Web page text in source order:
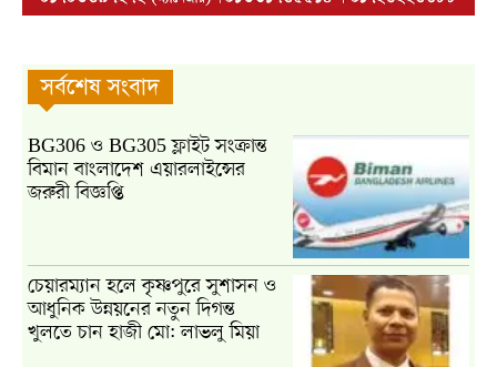
সর্বশেষ সংবাদ
BG306 ও BG305 ফ্লাইট সংক্রান্ত
বিমান বাংলাদেশ এয়ারলাইন্সের
জরুরী বিজ্ঞপ্তি
চেয়ারম্যান হলে কৃষ্ণপুরে সুশাসন ও
আধুনিক উন্নয়নের নতুন দিগন্ত
খুলতে চান হাজী মো: লাভলু মিয়া